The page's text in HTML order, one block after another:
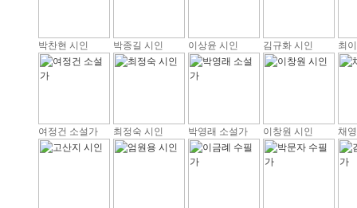
박찬현 시인 박종길 시인 이상윤 시인 김규화 시인 최
여정건 소설가 최정숙 시인 박영래 소설가 이창원 시인 채